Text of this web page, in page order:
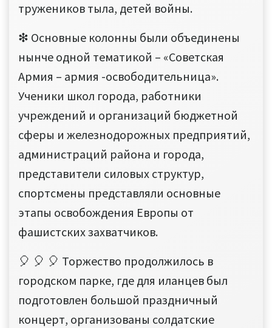
тружеников тыла, детей войны.
❇ Основные колонны были объединены
нынче одной тематикой – «Советская
Армия – армия -освободительница».
Ученики школ города, работники
учреждений и организаций бюджетной
сферы и железнодорожных предприятий,
администраций района и города,
представители силовых структур,
спортсмены представляли основные
этапы освобождения Европы от
фашистских захватчиков.
🎈 🎈 🎈 Торжество продолжилось в
городском парке, где для иланцев был
подготовлен большой праздничный
концерт, организованы солдатские